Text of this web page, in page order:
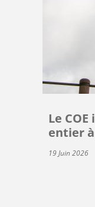
Le
entier
19 Juin 2026